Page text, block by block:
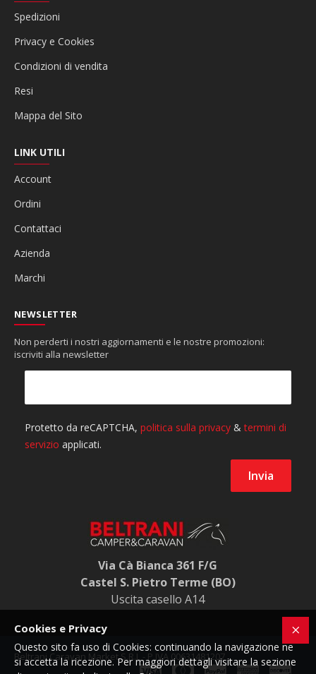
Spedizioni
Privacy e Cookies
Condizioni di vendita
Resi
Mappa del Sito
LINK UTILI
Account
Ordini
Contattaci
Azienda
Marchi
NEWSLETTER
Non perderti i nostri aggiornamenti e le nostre promozioni:
iscriviti alla newsletter
Via Cà Bianca 361 F/G
Castel S. Pietro Terme (BO)
Uscita casello A14
Beltrani Caravan Market S.R.L - P.IVA 00631481207
Cookies e Privacy
Questo sito fa uso di Cookies: continuando la navigazione ne
si accetta la ricezione. Per maggiori dettagli visitare la sezione